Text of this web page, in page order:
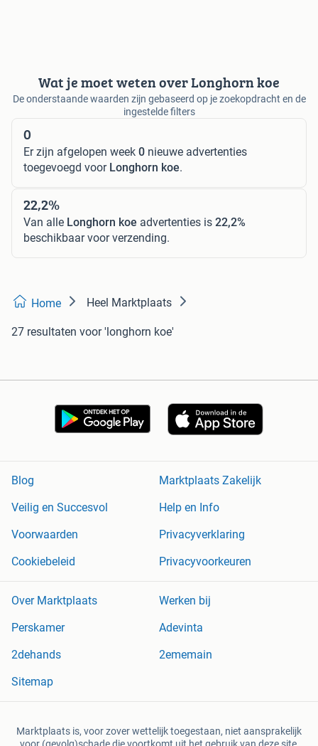
Wat je moet weten over Longhorn koe
De onderstaande waarden zijn gebaseerd op je zoekopdracht en de
ingestelde filters
0
Er zijn afgelopen week 0 nieuwe advertenties
toegevoegd voor Longhorn koe.
22,2%
Van alle Longhorn koe advertenties is 22,2%
beschikbaar voor verzending.
Home Heel Marktplaats
27 resultaten voor 'longhorn koe'
Blog
Marktplaats Zakelijk
Veilig en Succesvol
Help en Info
Voorwaarden
Privacyverklaring
Cookiebeleid
Privacyvoorkeuren
Over Marktplaats
Werken bij
Perskamer
Adevinta
2dehands
2ememain
Sitemap
Marktplaats is, voor zover wettelijk toegestaan, niet aansprakelijk
voor (gevolg)schade die voortkomt uit het gebruik van deze site,